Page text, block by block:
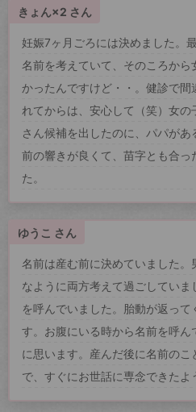
きょん×2 さん
妊娠7ヶ月ごろには決めました。
名前を考えていて、そのころか
かったんですけど・・。健診で
れてからは、安心して（笑）女の
さん候補を出したのに、パパが
前の響きが良くて、苗字とも合っ
た。
ゆうこ さん
名前は産む前に決めていました
なように両方考えて過ごしてい
を呼んでいました。胎動が返っ
す。お腹にいる時から名前を呼ん
に思います。産んだ後に名前の
で、すぐにお世話に専念できたよ